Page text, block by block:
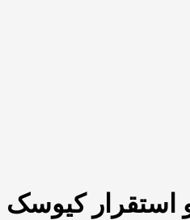
استقرار کیوسک